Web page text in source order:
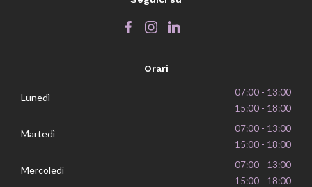
Orari
Lunedì
07:00 - 13:00
15:00 - 18:00
Martedì
07:00 - 13:00
15:00 - 18:00
Mercoledì
07:00 - 13:00
15:00 - 18:00